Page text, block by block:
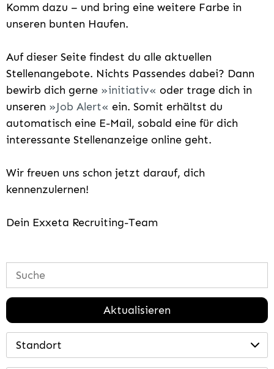
Komm dazu – und bring eine weitere Farbe in
unseren bunten Haufen.
Auf dieser Seite findest du alle aktuellen
Stellenangebote. Nichts Passendes dabei? Dann
bewirb dich gerne
initiativ
oder trage dich in
unseren
Job Alert
ein. Somit erhältst du
automatisch eine E-Mail, sobald eine für dich
interessante Stellenanzeige online geht.
Wir freuen uns schon jetzt darauf, dich
kennenzulernen!
Dein Exxeta Recruiting-Team
Aktualisieren
Standort